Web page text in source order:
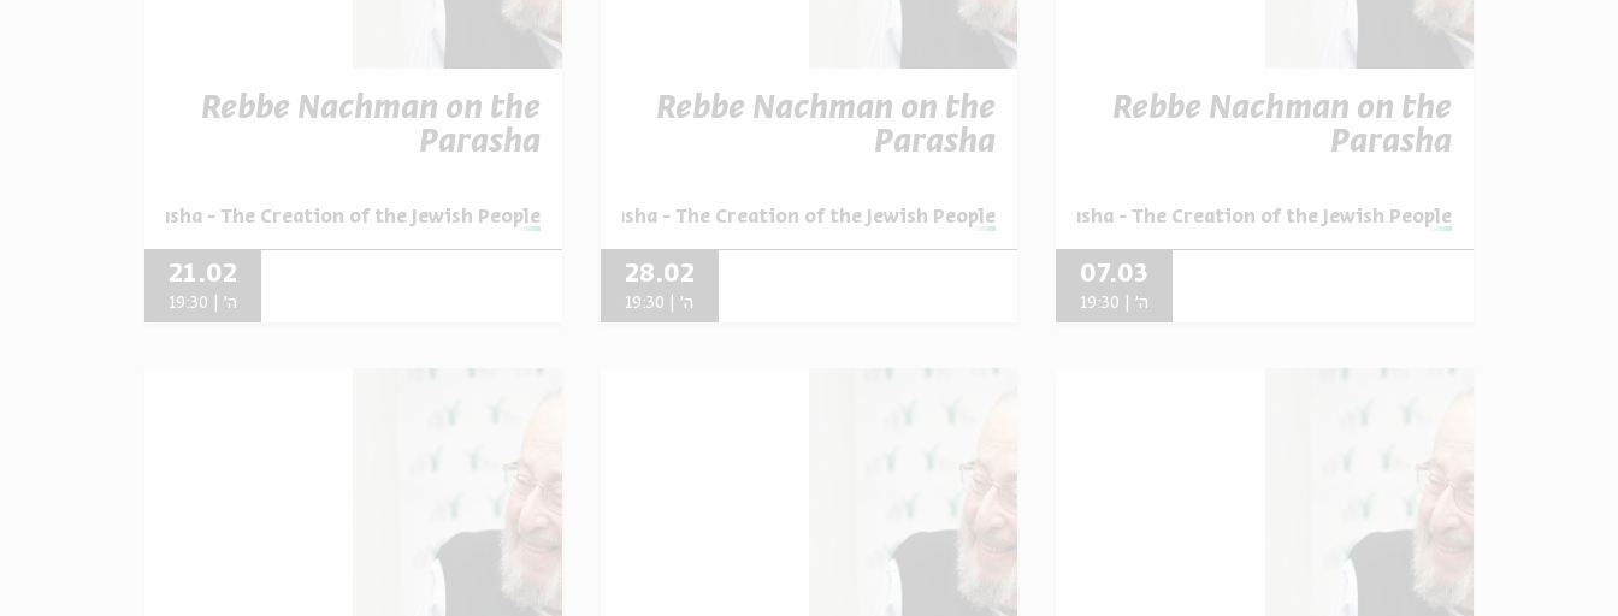
Rebbe Nachman on the
Parasha
מתוך:
Rebbe Nachman on the Parasha - The Creation of the Jewish People
07.03
ה' | 19:30
Rebbe Nachman on the
Parasha
מתוך:
Rebbe Nachman on the Parasha - The Creation of the Jewish People
28.02
ה' | 19:30
Rebbe Nachman on the
Parasha
מתוך:
on the Parasha - The Creation of the Jewish People
21.02
ה' | 19:30